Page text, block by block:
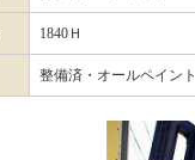
1840Ｈ
整備済・オールペイント